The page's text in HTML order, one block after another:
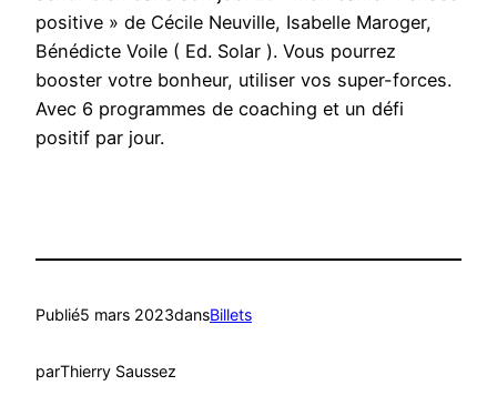
positive » de Cécile Neuville, Isabelle Maroger,
Bénédicte Voile ( Ed. Solar ). Vous pourrez
booster votre bonheur, utiliser vos super-forces.
Avec 6 programmes de coaching et un défi
positif par jour.
Publié5 mars 2023dansBillets
parThierry Saussez